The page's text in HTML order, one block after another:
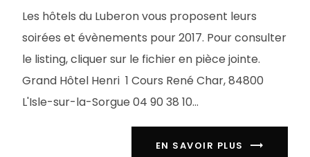
Les hôtels du Luberon vous proposent leurs
soirées et évènements pour 2017. Pour consulter
le listing, cliquer sur le fichier en pièce jointe.
Grand Hôtel Henri 1 Cours René Char, 84800
L'Isle-sur-la-Sorgue 04 90 38 10...
EN SAVOIR PLUS